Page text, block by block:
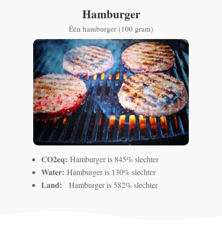
Hamburger
Één hamburger (100 gram)
CO2eq:Hamburger is 845% slechter
Water:Hamburger is 130% slechter
Land:Hamburger is 582% slechter